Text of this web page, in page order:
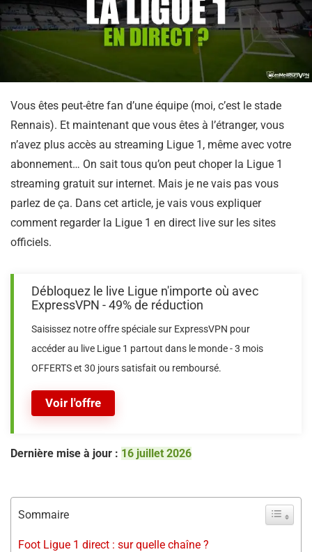
Vous êtes peut-être fan d’une équipe (moi, c’est le stade
Rennais). Et maintenant que vous êtes à l’étranger, vous
n’avez plus accès au streaming Ligue 1, même avec votre
abonnement… On sait tous qu’on peut choper la Ligue 1
streaming gratuit sur internet. Mais je ne vais pas vous
parlez de ça. Dans cet article, je vais vous expliquer
comment regarder la Ligue 1 en direct live sur les sites
officiels.
Voir l'offre
Débloquez le live Ligue n'importe où avec
ExpressVPN - 49% de réduction
Saisissez notre offre spéciale sur ExpressVPN pour
accéder au live Ligue 1 partout dans le monde - 3 mois
OFFERTS et 30 jours satisfait ou remboursé.
Dernière mise à jour : 16 juillet 2026
Sommaire
Foot Ligue 1 direct : sur quelle chaîne ?